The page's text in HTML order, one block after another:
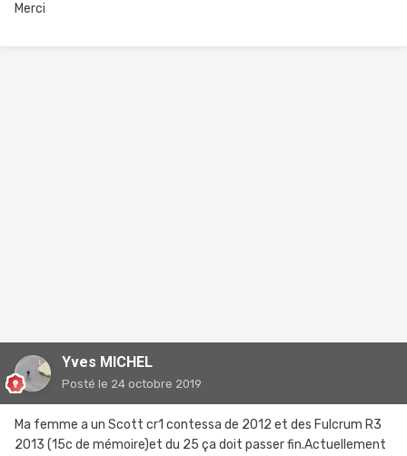
Merci
Yves MICHEL
Posté le 24 octobre 2019
Ma femme a un Scott cr1 contessa de 2012 et des Fulcrum R3
2013 (15c de mémoire)et du 25 ça doit passer fin.Actuellement